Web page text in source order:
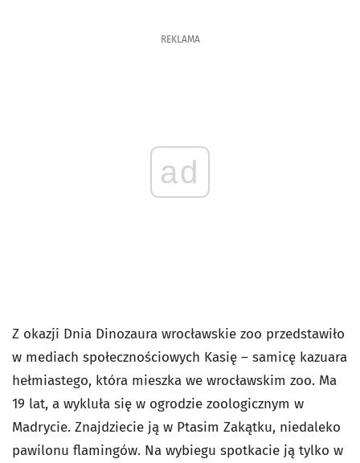
REKLAMA
ad
Z okazji Dnia Dinozaura wrocławskie zoo przedstawiło
w mediach społecznościowych Kasię – samicę kazuara
hełmiastego, która mieszka we wrocławskim zoo. Ma
19 lat, a wykluła się w ogrodzie zoologicznym w
Madrycie. Znajdziecie ją w Ptasim Zakątku, niedaleko
pawilonu flamingów. Na wybiegu spotkacie ją tylko w